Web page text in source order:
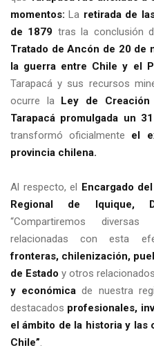
momentos: La retirada de
de 1879 tras la conclusión
Tratado de Ancón de 20 de
la guerra entre Chile y el
Tarapacá y sus recursos
ocurre la Ley de
Tarapacá promulgada un
transformó oficialmente el
provincia chilena.
Al respecto, el Encargado
Regional de Iquique,
“Compartiremos
relacionadas con esta
fronteras, chilenización,
de Estado y otros
y económicade nuestra
destacados profesionales,
el ámbito de la historia y
Chile”.